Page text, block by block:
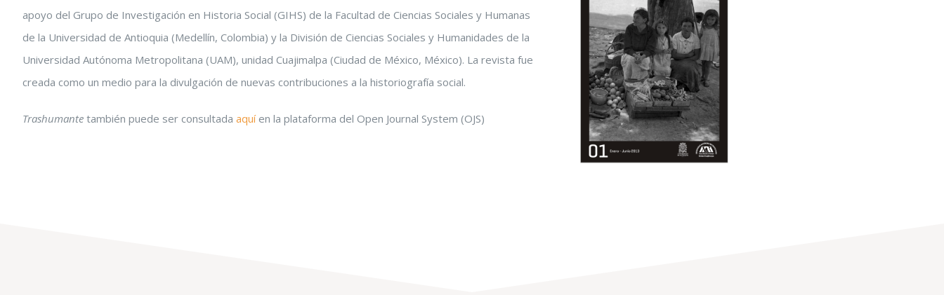
apoyo del Grupo de Investigación en Historia Social (GIHS) de la Facultad de Ciencias Sociales y Humanas
de la Universidad de Antioquia (Medellín, Colombia) y la División de Ciencias Sociales y Humanidades de la
Universidad Autónoma Metropolitana (UAM), unidad Cuajimalpa (Ciudad de México, México). La revista fue
creada como un medio para la divulgación de nuevas contribuciones a la historiografía social.
Trashumante también puede ser consultada aquíen la plataforma del Open Journal System (OJS)